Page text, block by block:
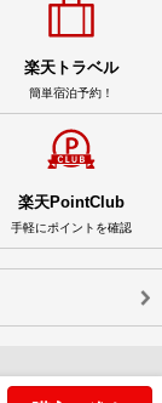
楽天トラベル
簡単宿泊予約！
楽天PointClub
手軽にポイントを確認